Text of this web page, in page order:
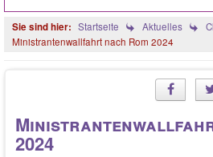
Startseite Aktuelles
Ministrantenwallfahrt nach Rom 2024
KGR/Ausschüsse
2024